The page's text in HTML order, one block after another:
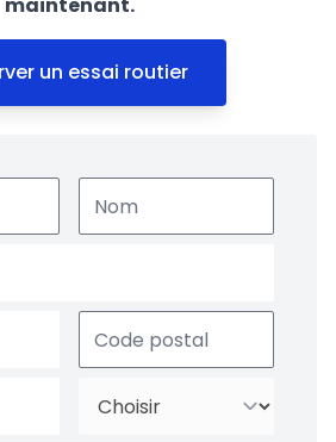
maintenant.
un essai routier